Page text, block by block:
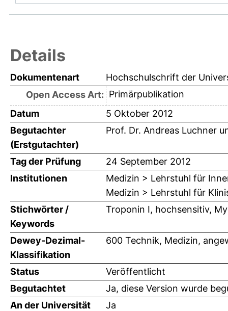
Details
Dokumentenart
Hochschulschrift der
Open Access Art: Primärpublikation
Datum
5 Oktober 2012
Begutachter
(Erstgutachter)
Prof. Dr. Andreas Luchner
Tag der Prüfung
24 September 2012
Institutionen
Medizin > Lehrstuhl für
Medizin > Lehrstuhl für
Stichwörter /
Keywords
Troponin I, hochsensitiv,
Dewey-Dezimal-
Klassifikation
600 Technik, Medizin,
Status
Veröffentlicht
Begutachtet
Ja, diese Version wurde
An der Universität
Ja